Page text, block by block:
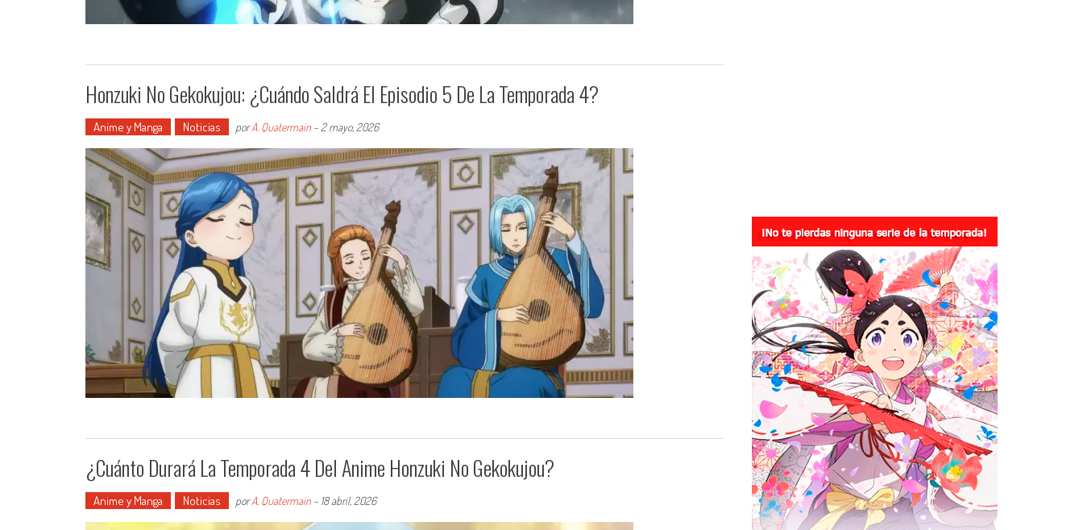
Honzuki No Gekokujou: ¿Cuándo Saldrá El Episodio 5 De La Temporada 4?
Anime y Manga Noticias porA. Quatermain - 2 mayo, 2026
¿Cuánto Durará La Temporada 4 Del Anime Honzuki No Gekokujou?
Anime y Manga Noticias porA. Quatermain - 18 abril, 2026